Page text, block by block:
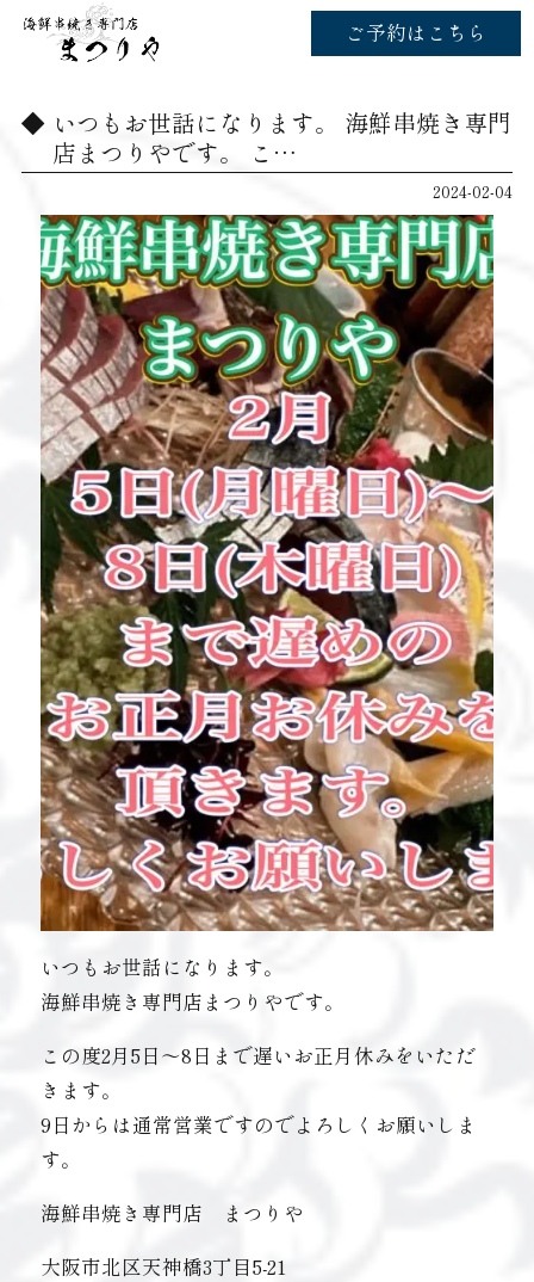
ご予約はこちら
いつもお世話になります。 海鮮串焼き専門
店まつりやです。 こ…
2024-02-04
いつもお世話になります。
海鮮串焼き専門店まつりやです。
この度2月5日〜8日まで遅いお正月休みをいただ
きます。
9日からは通常営業ですのでよろしくお願いしま
す。
海鮮串焼き専門店 まつりや
大阪市北区天神橋3丁目5-21